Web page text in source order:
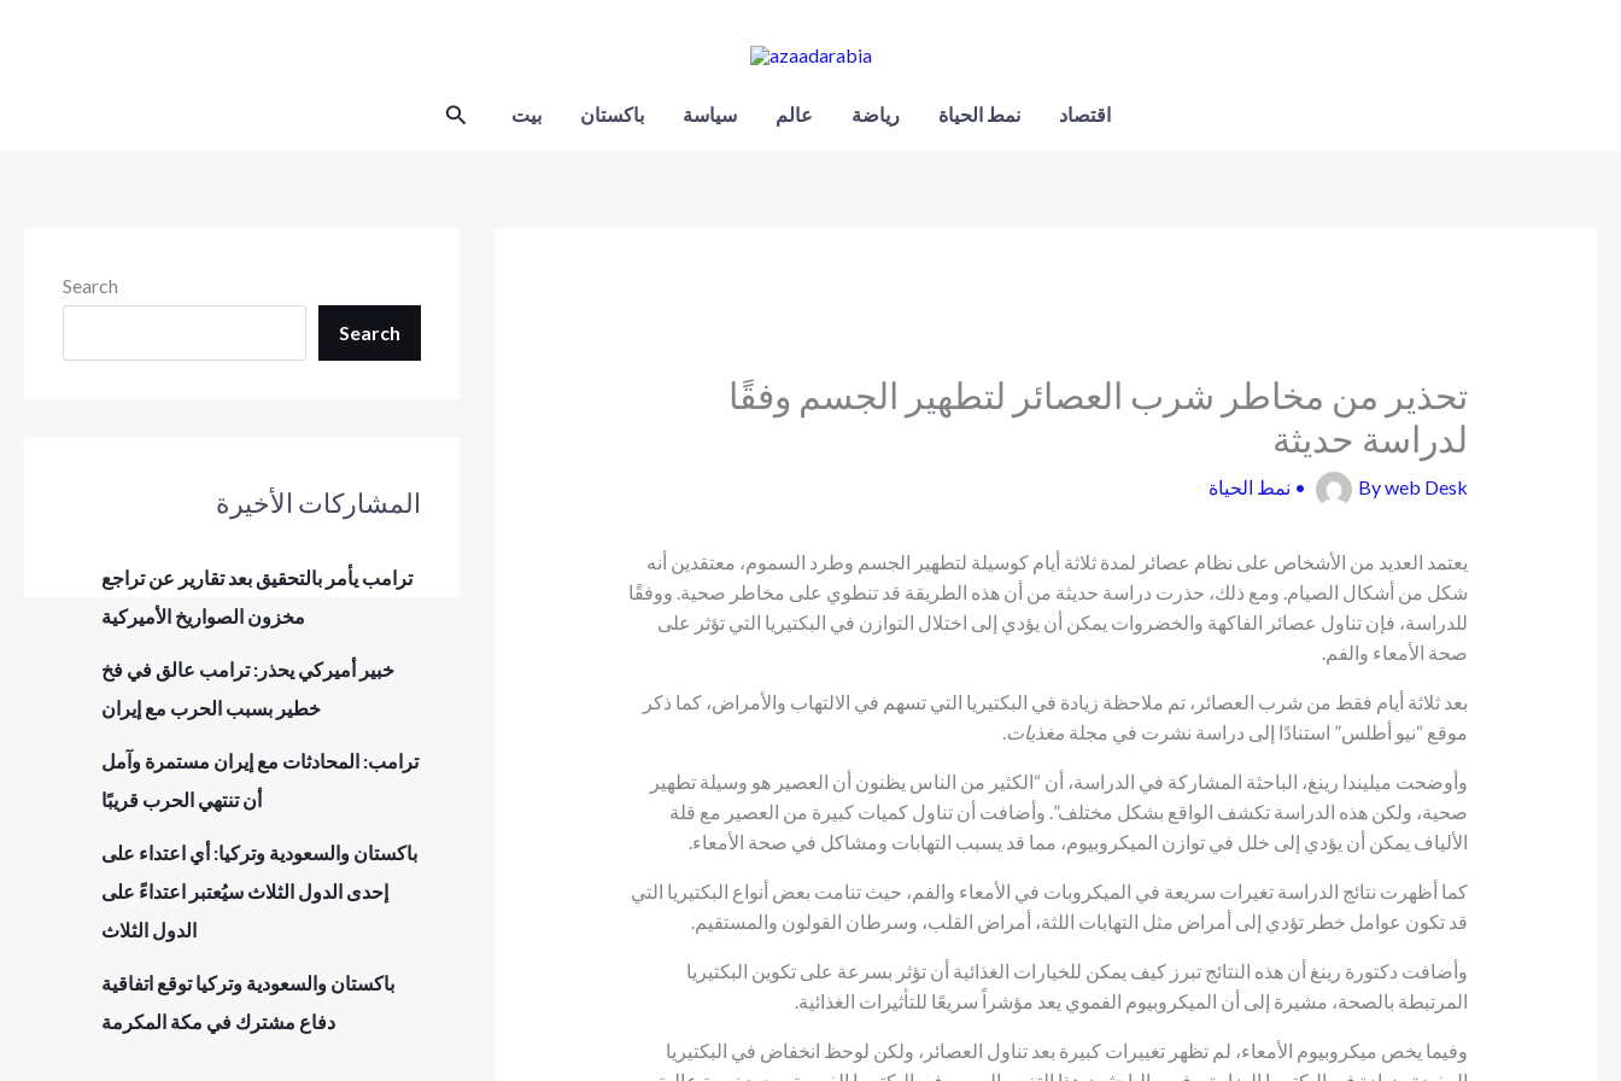
Search بيت باكستان سياسة عالم رياضة نمط الحياة اقتصاد
Search
Search
المشاركات الأخيرة
ترامب يأمر بالتحقيق بعد تقارير عن تراجع
مخزون الصواريخ الأميركية
خبير أميركي يحذر: ترامب عالق في فخ
خطير بسبب الحرب مع إيران
ترامب: المحادثات مع إيران مستمرة وآمل
أن تنتهي الحرب قريبًا
باكستان والسعودية وتركيا: أي اعتداء على
إحدى الدول الثلاث سيُعتبر اعتداءً على
الدول الثلاث
باكستان والسعودية وتركيا توقع اتفاقية
دفاع مشترك في مكة المكرمة
تحذير من مخاطر شرب العصائر لتطهير الجسم وفقًا
لدراسة حديثة
نمط الحياة • Byweb Desk
يعتمد العديد من الأشخاص على نظام عصائر لمدة ثلاثة أيام كوسيلة لتطهير الجسم وطرد السموم، معتقدين أنه
شكل من أشكال الصيام. ومع ذلك، حذرت دراسة حديثة من أن هذه الطريقة قد تنطوي على مخاطر صحية. ووفقًا
للدراسة، فإن تناول عصائر الفاكهة والخضروات يمكن أن يؤدي إلى اختلال التوازن في البكتيريا التي تؤثر على
صحة الأمعاء والفم.
بعد ثلاثة أيام فقط من شرب العصائر، تم ملاحظة زيادة في البكتيريا التي تسهم في الالتهاب والأمراض، كما ذكر
موقع “نيو أطلس” استنادًا إلى دراسة نشرت في مجلة مغذيات.
وأوضحت ميليندا رينغ، الباحثة المشاركة في الدراسة، أن “الكثير من الناس يظنون أن العصير هو وسيلة تطهير
صحية، ولكن هذه الدراسة تكشف الواقع بشكل مختلف”. وأضافت أن تناول كميات كبيرة من العصير مع قلة
الألياف يمكن أن يؤدي إلى خلل في توازن الميكروبيوم، مما قد يسبب التهابات ومشاكل في صحة الأمعاء.
كما أظهرت نتائج الدراسة تغيرات سريعة في الميكروبات في الأمعاء والفم، حيث تنامت بعض أنواع البكتيريا التي
قد تكون عوامل خطر تؤدي إلى أمراض مثل التهابات اللثة، أمراض القلب، وسرطان القولون والمستقيم.
وأضافت دكتورة رينغ أن هذه النتائج تبرز كيف يمكن للخيارات الغذائية أن تؤثر بسرعة على تكوين البكتيريا
المرتبطة بالصحة، مشيرة إلى أن الميكروبيوم الفموي يعد مؤشراً سريعًا للتأثيرات الغذائية.
وفيما يخص ميكروبيوم الأمعاء، لم تظهر تغييرات كبيرة بعد تناول العصائر، ولكن لوحظ انخفاض في البكتيريا